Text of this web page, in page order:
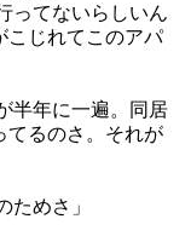
ってないらしいん
こじれてこのアパ
半年に一遍。同居
てるのさ。それが
めさ」